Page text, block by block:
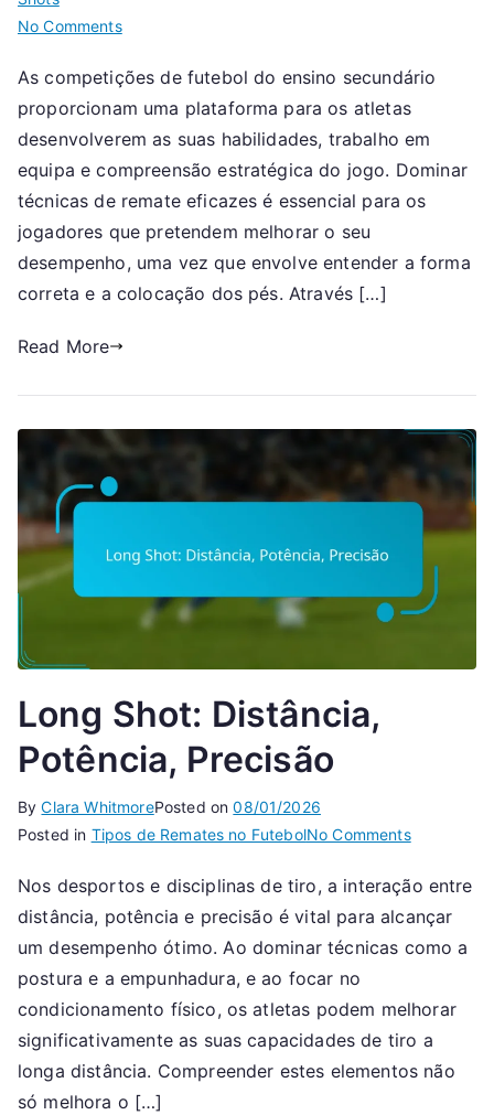
No Commentson
de
Escola
Secundária:
Competição,
As competições de futebol do ensino secundário
proporcionam uma plataforma para os atletas
desenvolverem as suas habilidades, trabalho em
equipa e compreensão estratégica do jogo. Dominar
técnicas de remate eficazes é essencial para os
jogadores que pretendem melhorar o seu
desempenho, uma vez que envolve entender a forma
correta e a colocação dos pés. Através […]
Read More
Long Shot: Distância,
Potência, Precisão
ByClara WhitmorePosted on08/01/2026
Posted in Tipos de Remates no FutebolNo Commentson
Shot:
Distância,
Potência,
Nos desportos e disciplinas de tiro, a interação entre
distância, potência e precisão é vital para alcançar
um desempenho ótimo. Ao dominar técnicas como a
postura e a empunhadura, e ao focar no
condicionamento físico, os atletas podem melhorar
significativamente as suas capacidades de tiro a
longa distância. Compreender estes elementos não
só melhora o […]